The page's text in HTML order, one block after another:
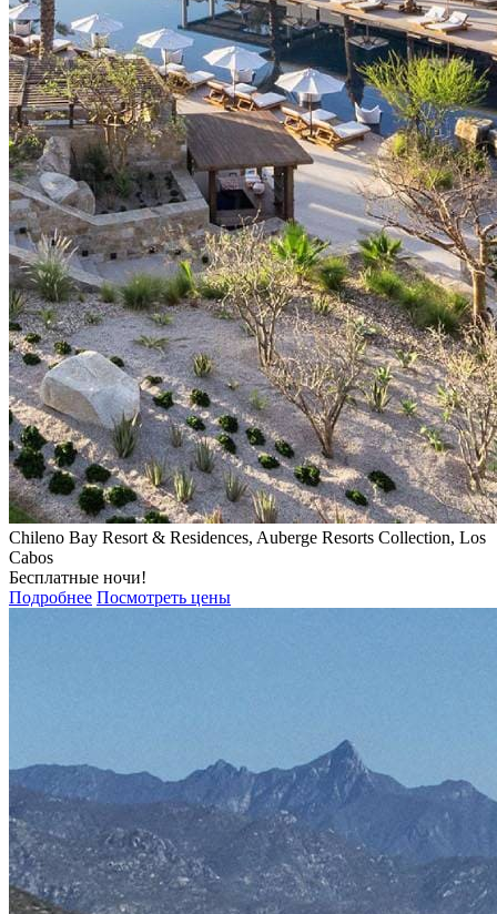
Chileno Bay Resort & Residences, Auberge Resorts Collection, Los
Cabos
Бесплатные ночи!
Подробнее Посмотреть цены